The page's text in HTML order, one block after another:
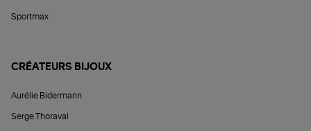
Sportmax
CRÉATEURS BIJOUX
Aurélie Bidermann
Serge Thoraval